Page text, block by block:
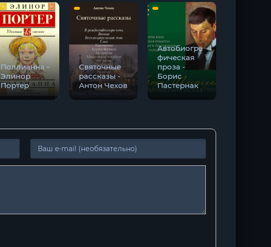
Поллианна -
Элинор
Портер
Святочные
рассказы -
Антон Чехов
Автобиогра
фическая
проза -
Борис
Пастернак